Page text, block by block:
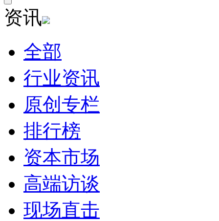
资讯
全部
行业资讯
原创专栏
排行榜
资本市场
高端访谈
现场直击